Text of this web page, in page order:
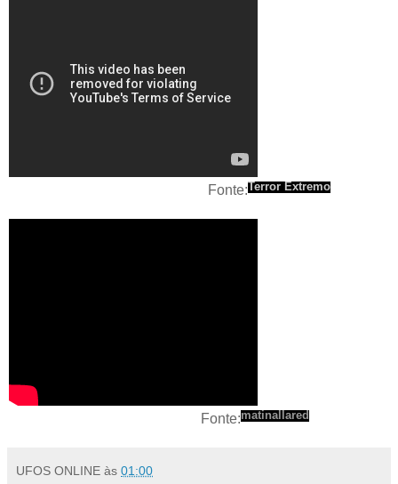
Fonte:Terror Extremo
Fonte:matinallared
UFOS ONLINE às 01:00